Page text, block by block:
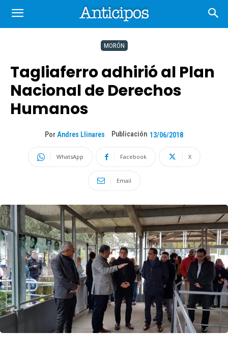
MORÓN
Tagliaferro adhirió al Plan
Nacional de Derechos
Humanos
Por Andres Llinares Publicación 13/06/2018
WhatsApp Facebook X
Email